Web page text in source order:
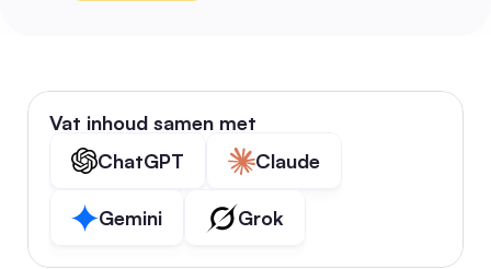
Vat inhoud samen met
ChatGPT
Claude
Gemini Grok